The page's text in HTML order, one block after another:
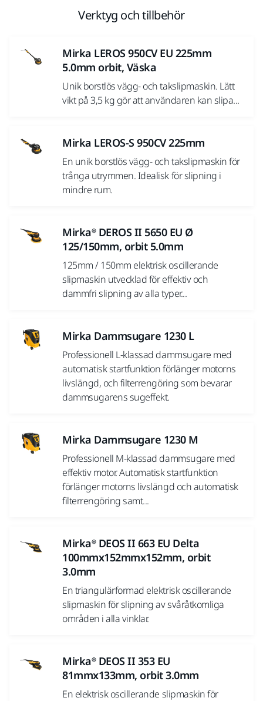
Verktyg och tillbehör
Mirka LEROS 950CV EU 225mm
5.0mm orbit, Väska
Unik borstlös vägg- och takslipmaskin. Lätt
vikt på 3,5 kg gör att användaren kan slipa...
Mirka LEROS-S 950CV 225mm
En unik borstlös vägg- och takslipmaskin för
trånga utrymmen. Idealisk för slipning i
mindre rum.
Mirka® DEROS II 5650 EU Ø
125/150mm, orbit 5.0mm
125mm / 150mm elektrisk oscillerande
slipmaskin utvecklad för effektiv och
dammfri slipning av alla typer...
Mirka Dammsugare 1230 L
Professionell L-klassad dammsugare med
automatisk startfunktion förlänger motorns
livslängd, och filterrengöring som bevarar
dammsugarens sugeffekt.
Mirka Dammsugare 1230 M
Professionell M-klassad dammsugare med
effektiv motor. Automatisk startfunktion
förlänger motorns livslängd och automatisk
filterrengöring samt...
Mirka® DEOS II 663 EU Delta
100mmx152mmx152mm, orbit
3.0mm
En triangulärformad elektrisk oscillerande
slipmaskin för slipning av svåråtkomliga
områden i alla vinklar.
Mirka® DEOS II 353 EU
81mmx133mm, orbit 3.0mm
En elektrisk oscillerande slipmaskin för